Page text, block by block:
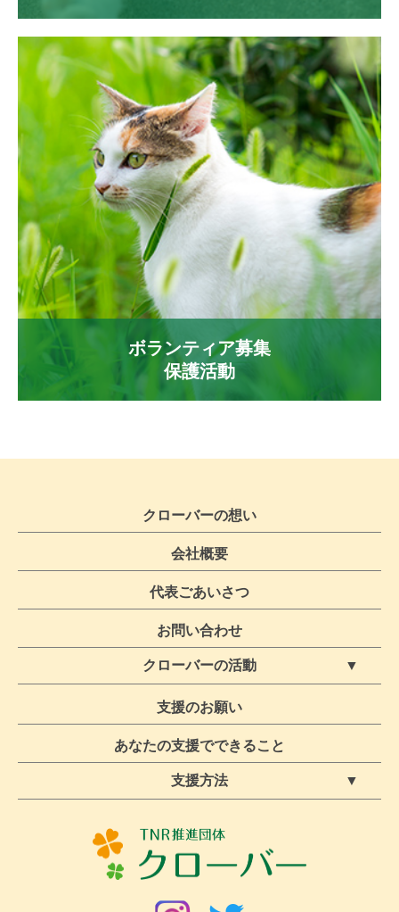
ボランティア募集
保護活動
クローバーの想い
会社概要
代表ごあいさつ
お問い合わせ
クローバーの活動
TNR活動
ボランティア募集・保護活動
クローバー活動ブログ
支援のお願い
あなたの支援でできること
支援方法